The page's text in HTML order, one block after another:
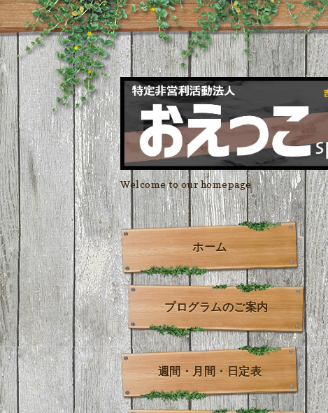
Welcome to our homepage
ホーム
プログラムのご案内
週間・月間・日定表